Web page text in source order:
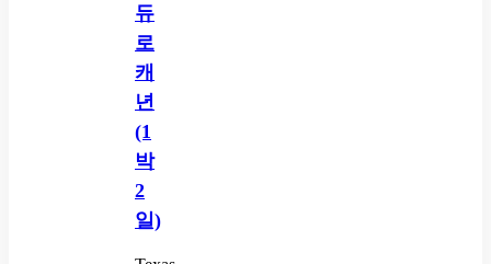
듀
로
캐
년
(1
박
2
일)